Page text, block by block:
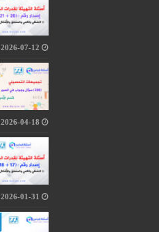
2026-07-12
2026-04-18
2026-01-31